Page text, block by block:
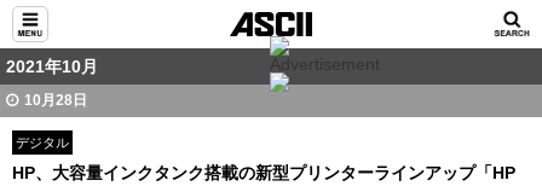
2021年10月
10月28日
デジタル
HP、大容量インクタンク搭載の新型プリンターラインアップ「HP